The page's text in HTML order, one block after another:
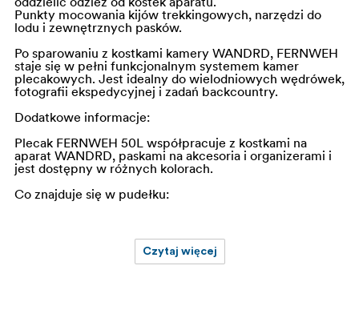
Punkty mocowania kijów trekkingowych, narzędzi do
lodu i zewnętrznych pasków.
Po sparowaniu z kostkami kamery WANDRD, FERNWEH
staje się w pełni funkcjonalnym systemem kamer
plecakowych. Jest idealny do wielodniowych wędrówek,
fotografii ekspedycyjnej i zadań backcountry.
Dodatkowe informacje:
Plecak FERNWEH 50L współpracuje z kostkami na
aparat WANDRD, paskami na akcesoria i organizerami i
jest dostępny w różnych kolorach.
Co znajduje się w pudełku:
Czytaj więcej